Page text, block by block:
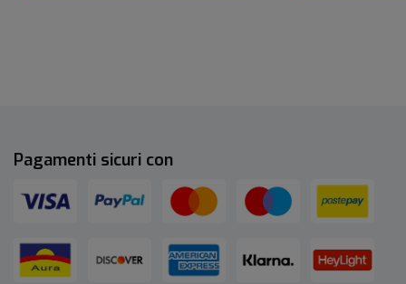
Pagamenti sicuri con